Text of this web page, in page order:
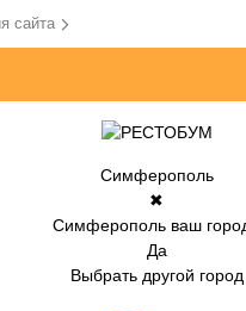
сайта
Симферополь
✖
Симферополь ваш
Да
Выбрать другой город